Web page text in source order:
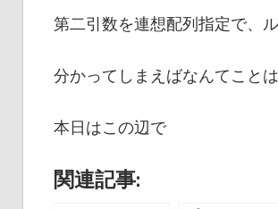
第二引数を連想配列指定で、
分かってしまえばなんてことは
本日はこの辺で
関連記事: